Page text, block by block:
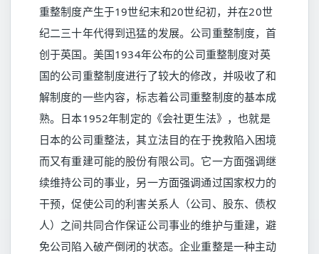
重整制度产生于19世纪末和20世纪初，并在20世
纪二三十年代得到迅猛的发展。公司重整制度，首
创于英国。美国1934年公布的公司重整制度对英
国的公司重整制度进行了较大的修改，并吸收了和
解制度的一些内容，标志着公司重整制度的基本成
熟。日本1952年制定的《会社更生法》，也就是
日本的公司重整法，其立法目的在于挽救陷入困境
而又有重建可能的股份有限公司。它一方面强调继
续维持公司的事业，另一方面强调通过国家权力的
干预，促使公司的利害关系人（公司、股东、债权
人）之间共同合作保证公司事业的维护与重建，避
免公司陷入破产倒闭的状态。企业重整是一种主动